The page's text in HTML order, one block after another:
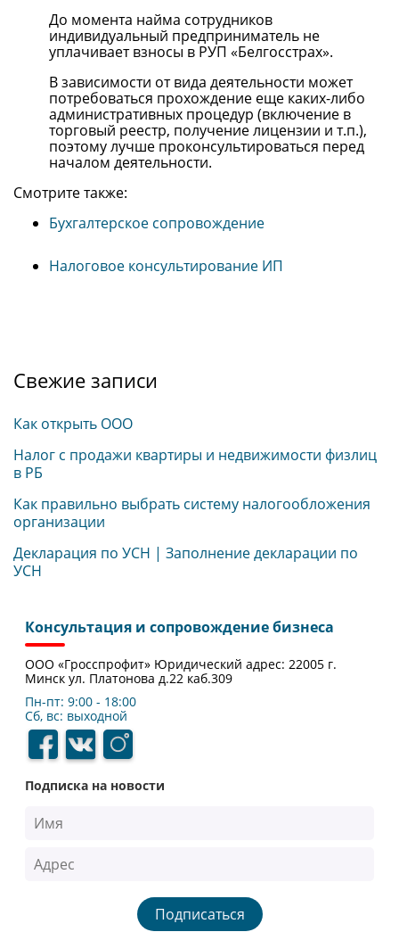
До момента найма сотрудников
индивидуальный предприниматель не
уплачивает взносы в РУП «Белгосстрах».
В зависимости от вида деятельности может
потребоваться прохождение еще каких-либо
административных процедур (включение в
торговый реестр, получение лицензии и т.п.),
поэтому лучше проконсультироваться перед
началом деятельности.
Смотрите также:
Бухгалтерское сопровождение
Налоговое консультирование ИП
Свежие записи
Как открыть ООО
Налог с продажи квартиры и недвижимости физлиц
в РБ
Как правильно выбрать систему налогообложения
организации
Декларация по УСН | Заполнение декларации по
УСН
Консультация и сопровождение бизнеса
ООО «Гросспрофит» Юридический адрес: 22005 г.
Минск ул. Платонова д.22 каб.309
Пн-пт: 9:00 - 18:00
Сб, вс: выходной
Подписка на новости
Подписаться